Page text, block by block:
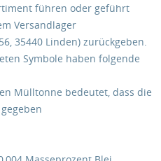
führen oder geführt
Versandlager
35440 Linden) zurückgeben.
Symbole haben folgende
Mülltonne bedeutet, dass die